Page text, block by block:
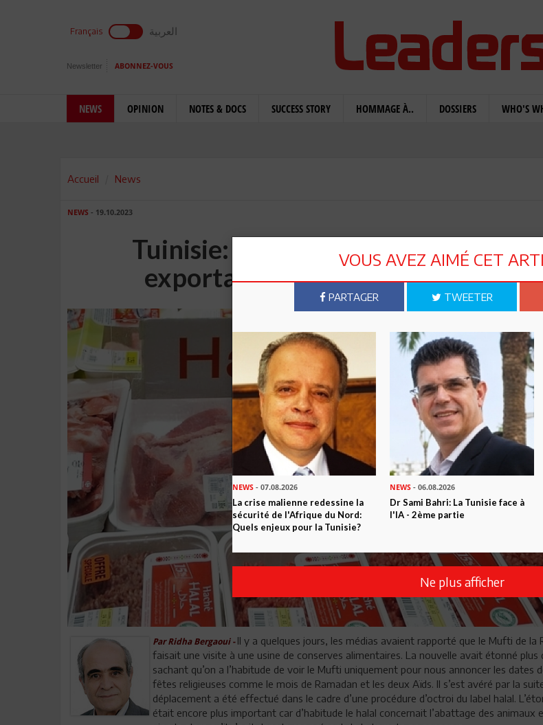
Français العربية
Newsletter ABONNEZ-VOUS
NEWS OPINION NOTES & DOCS SUCCESS STORY HOMMAGE À.. DOSSIERS WHO'S
Accueil News
NEWS - 19.10.2023
Tuinisie: Le halal pour booster nos
exportations et sortir de la crise
Par Ridha Bergaoui - Il y a quelques jours, les médias avaient rapporté que le Mufti de la
faisait une visite à une usine de conserves alimentaires. La nouvelle avait étonné plus
sachant qu’on a l’habitude de voir le Mufti uniquement pour nous annoncer les dates
fêtes religieuses comme le mois de Ramadan et les deux Aïds. Il s’est avéré par la
déplacement a été effectué dans le cadre d’une procédure d’octroi du label halal.
était encore plus important car d’habitude le halal concernait l’abattage des animaux
VOUS AVEZ AIMÉ CET
PARTAGER TWEETER
NEWS - 07.08.2026
La crise malienne redessine la
sécurité de l'Afrique du Nord:
Quels enjeux pour la Tunisie?
NEWS - 06.08.2026
Dr Sami Bahri: La Tunisie face à
l'IA - 2ème partie
Ne plus afficher